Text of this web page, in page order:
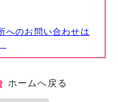
へのお問い合わせは
ホームへ戻る